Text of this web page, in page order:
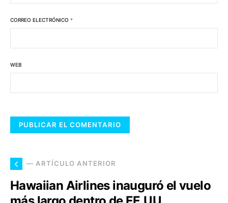
CORREO ELECTRÓNICO *
WEB
— ARTÍCULO ANTERIOR
Hawaiian Airlines inauguró el vuelo